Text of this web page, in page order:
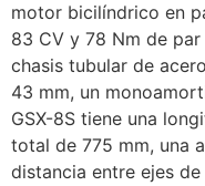
motor bicilíndrico en
83 CV y 78 Nm de
chasis tubular de
43 mm, un
GSX-8S tiene una
total de 775 mm, una
distancia entre ejes